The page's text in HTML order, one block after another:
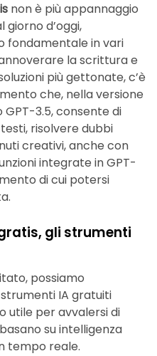
non è più appannaggio
giorno d’oggi,
fondamentale in vari
la scrittura e
più gettonate, c’è
che, nella versione
3.5, consente di
risolvere dubbi
creativi, anche con
integrate in GPT-
di cui potersi
gli strumenti
possiamo
IA gratuiti
utile per avvalersi di
su intelligenza
tempo reale.